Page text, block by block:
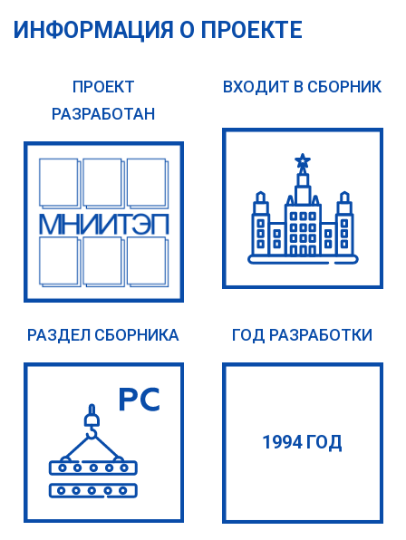
ИНФОРМАЦИЯ О ПРОЕКТЕ
ПРОЕКТ
РАЗРАБОТАН
ВХОДИТ В СБОРНИК
РАЗДЕЛ СБОРНИКА ГОД РАЗРАБОТКИ
1994 ГОД